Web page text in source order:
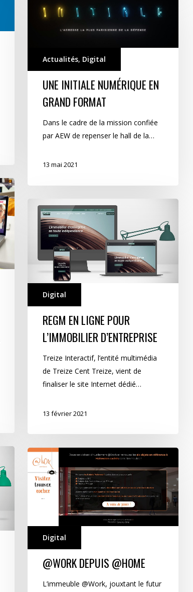
numérique
formatActualités, Digital
UNE INITIALE NUMÉRIQUE EN
GRAND FORMAT
Dans le cadre de la mission confiée
par AEW de repenser le hall de la…
13 mai 2021
REGM
ligne
l’immobilier
d’entreprise
Digital
REGM EN LIGNE POUR
L’IMMOBILIER D’ENTREPRISE
Treize Interactif, l’entité multimédia
de Treize Cent Treize, vient de
finaliser le site Internet dédié…
13 février 2021
@Work
depuis
@Home
Digital
@WORK DEPUIS @HOME
L’immeuble @Work, jouxtant le futur